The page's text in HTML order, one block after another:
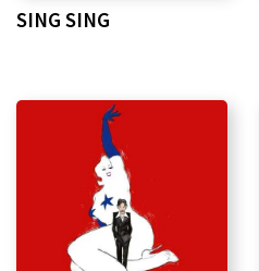
SING SING